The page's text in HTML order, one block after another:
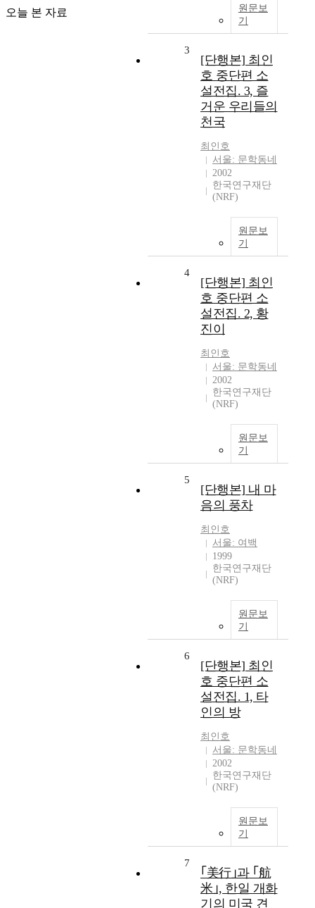
오늘 본 자료
원문보
기
3
[단행본] 최인
호 중단편 소
설전집. 3, 즐
거운 우리들의
천국
최인호
서울: 문학동네
2002
한국연구재단
(NRF)
원문보
기
4
[단행본] 최인
호 중단편 소
설전집. 2, 황
진이
최인호
서울: 문학동네
2002
한국연구재단
(NRF)
원문보
기
5
[단행본] 내 마
음의 풍차
최인호
서울: 여백
1999
한국연구재단
(NRF)
원문보
기
6
[단행본] 최인
호 중단편 소
설전집. 1, 타
인의 방
최인호
서울: 문학동네
2002
한국연구재단
(NRF)
원문보
기
7
｢美行｣과 ｢航
米｣, 한일 개화
기의 미국 견